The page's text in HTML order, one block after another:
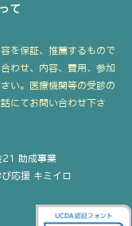
て
を保証、推薦するもので
わせ、内容、費用、参加
い。医療機関等の受診の
にてお問い合わせ下さ
21 助成事業
応援 キミイロ